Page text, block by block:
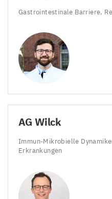
Gastrointestinale Barriere,
AG Wilck
Immun-Mikrobielle
Erkrankungen